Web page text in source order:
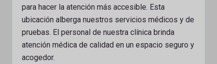
para hacer la atención más accesible. Esta
ubicación alberga nuestros servicios médicos y de
pruebas. El personal de nuestra clínica brinda
atención médica de calidad en un espacio seguro y
acogedor.